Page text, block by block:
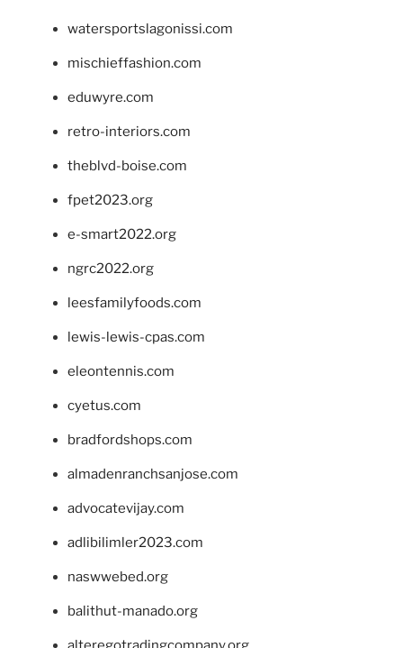
watersportslagonissi.com
mischieffashion.com
eduwyre.com
retro-interiors.com
theblvd-boise.com
fpet2023.org
e-smart2022.org
ngrc2022.org
leesfamilyfoods.com
lewis-lewis-cpas.com
eleontennis.com
cyetus.com
bradfordshops.com
almadenranchsanjose.com
advocatevijay.com
adlibilimler2023.com
naswwebed.org
balithut-manado.org